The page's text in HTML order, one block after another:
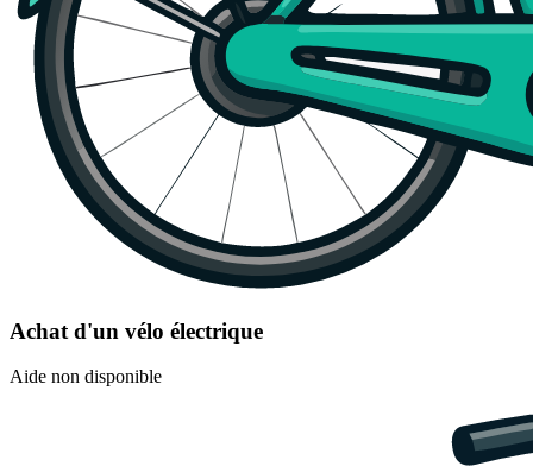
Achat d'un vélo électrique
Aide non disponible